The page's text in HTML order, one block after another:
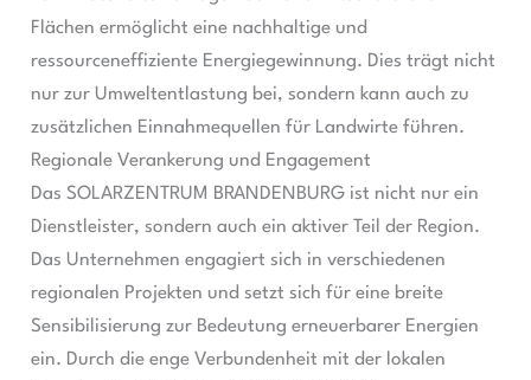
Flächen ermöglicht eine nachhaltige und
ressourceneffiziente Energiegewinnung. Dies trägt nicht
nur zur Umweltentlastung bei, sondern kann auch zu
zusätzlichen Einnahmequellen für Landwirte führen.
Regionale Verankerung und Engagement
Das SOLARZENTRUM BRANDENBURG ist nicht nur ein
Dienstleister, sondern auch ein aktiver Teil der Region.
Das Unternehmen engagiert sich in verschiedenen
regionalen Projekten und setzt sich für eine breite
Sensibilisierung zur Bedeutung erneuerbarer Energien
ein. Durch die enge Verbundenheit mit der lokalen